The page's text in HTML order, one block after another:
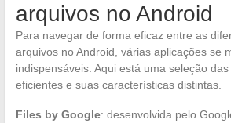
arquivos no Android
Para navegar de forma eficaz entre as
arquivos no Android, várias aplicações se
indispensáveis. Aqui está uma seleção
eficientes e suas características distintas.
Files by Google: desenvolvida pelo